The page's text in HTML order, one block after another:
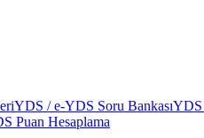
YDS / e-YDS Soru BankasıYDS
Puan Hesaplama